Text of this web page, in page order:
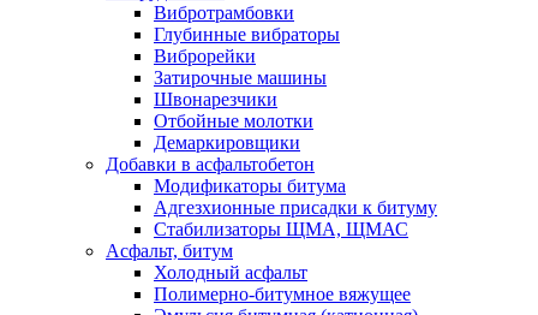
Вибротрамбовки
Глубинные вибраторы
Виброрейки
Затирочные машины
Швонарезчики
Отбойные молотки
Демаркировщики
Добавки в асфальтобетон
Модификаторы битума
Адгезхионные присадки к битуму
Стабилизаторы ЩМА, ЩМАС
Асфальт, битум
Холодный асфальт
Полимерно-битумное вяжущее